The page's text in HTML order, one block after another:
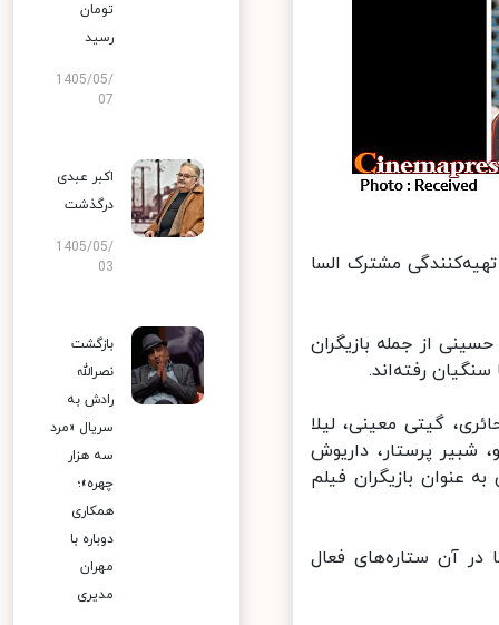
مشترک السا
از جمله بازیگران
رفته‌اند.
گیتی معینی، لیلا
پرستار، داریوش
بازیگران فیلم
آن ستاره‌های فعال
تومان
رسید
1405/05/
07
اکبر عبدی
درگذشت
1405/05/
03
بازگشت
نصرالله
رادش به
سریال «مرد
سه هزار
چهره»؛
همکاری
دوباره با
مهران
مدیری